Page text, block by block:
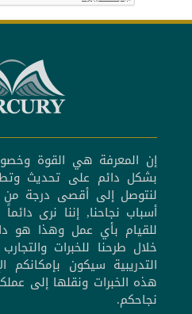
إن المعرفة هي القوة
بشكل دائم على تحديث
لنتوصل إلى أقصى درجة من
أسباب نجاحنا, إننا نرى
للقيام بأي عمل وهذا هو
خلال طرحنا للخبرات
التدريبية سيكون بإمكانكم
هذه الخبرات ونقلها إلى
نجاحكم.